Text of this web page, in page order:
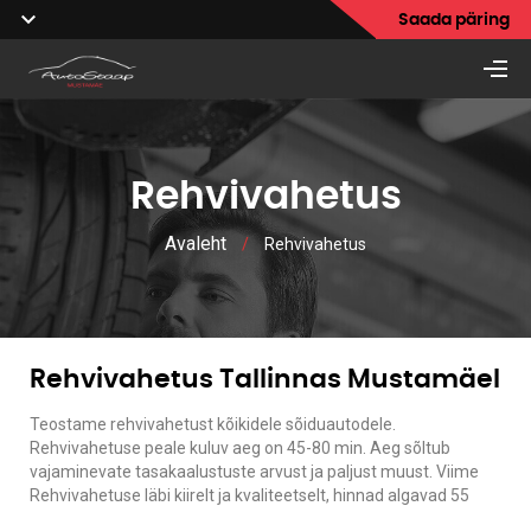
Saada päring
Rehvivahetus
Avaleht / Rehvivahetus
Rehvivahetus Tallinnas Mustamäel
Teostame rehvivahetust kõikidele sõiduautodele.
Rehvivahetuse peale kuluv aeg on 45-80 min. Aeg sõltub
vajaminevate tasakaalustuste arvust ja paljust muust. Viime
Rehvivahetuse läbi kiirelt ja kvaliteetselt, hinnad algavad 55